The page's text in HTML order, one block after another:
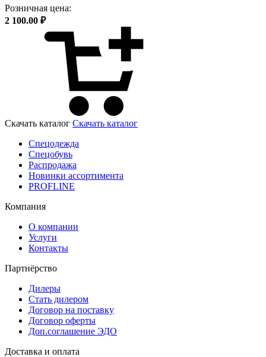
Розничная цена:
2 100.00 ₽
Скачать каталог Скачать каталог
Спецодежда
Спецобувь
Распродажа
Новинки ассортимента
PROFLINE
Компания
О компании
Услуги
Контакты
Партнёрство
Дилеры
Стать дилером
Договор на поставку
Договор оферты
Доп.соглашение ЭДО
Доставка и оплата